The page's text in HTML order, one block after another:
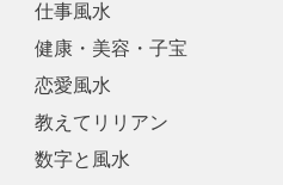
仕事風水
健康・美容・子宝
恋愛風水
教えてリリアン
数字と風水